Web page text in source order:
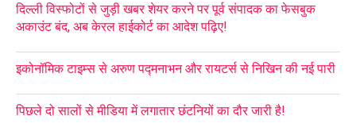
दिल्ली विस्फोटों से जुड़ी खबर शेयर करने पर पूर्व संपादक का फेसबुक
अकाउंट बंद, अब केरल हाईकोर्ट का आदेश पढ़िए!
इकोनॉमिक टाइम्स से अरुण पद्मनाभन और रायटर्स से निखिन की नई पारी
पिछले दो सालों से मीडिया में लगातार छंटनियों का दौर जारी है!